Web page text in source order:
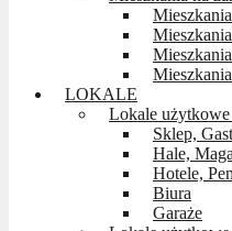
LOKALE
Lokale użytkowe
Sklep,
Hale,
Hotele,
Biura
Garaże